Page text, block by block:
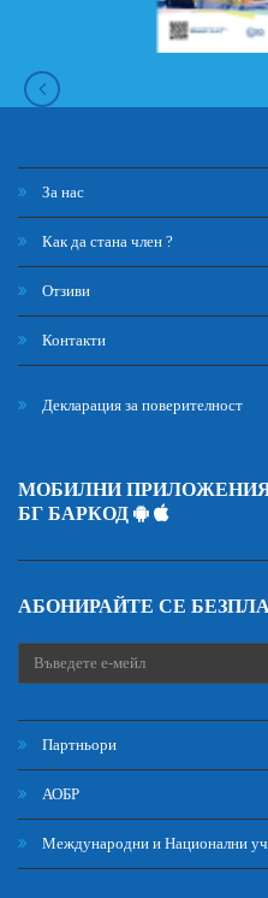
За нас
Как да стана член ?
Отзиви
Контакти
Декларация за поверителност
МОБИЛНИ
БГ БАРКОД
АБОНИРАЙТЕ СЕ
Партньори
АОБР
Международни и Национални